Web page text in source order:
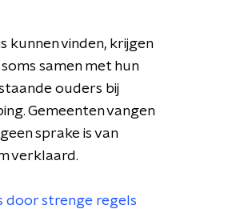
kunnen vinden, krijgen
samen met hun
ouders bij
Gemeenten vangen
sprake is van
verklaard.
door strenge regels